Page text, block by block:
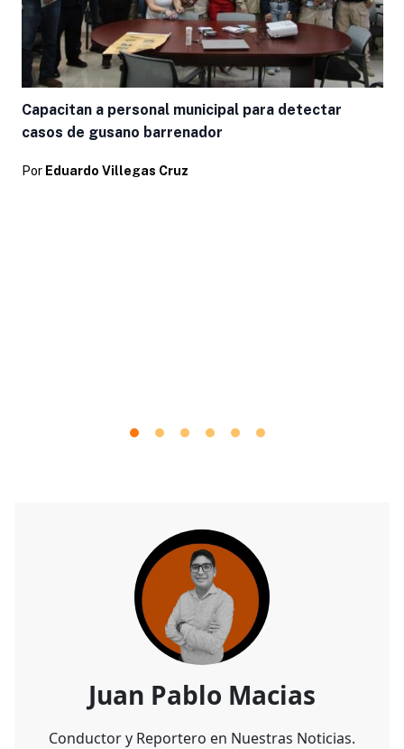
Capacitan a personal municipal para detectar
casos de gusano barrenador
Por Eduardo Villegas Cruz
Juan Pablo Macias
Conductor y Reportero en Nuestras Noticias.